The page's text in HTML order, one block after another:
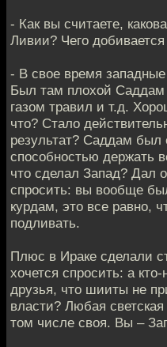
- Как вы считаете,
Ливии? Чего
- В свое время
Был там плохой
газом травил и т.д.
что? Стало
результат? Саддам был
способностью держать
что сделал Запад? Дал
спросить: вы вообще
курдам, это все равно,
подливать.
Плюс в Ираке сделали
хочется спросить: а
друзья, что шииты не
власти? Любая
том числе своя. Вы –